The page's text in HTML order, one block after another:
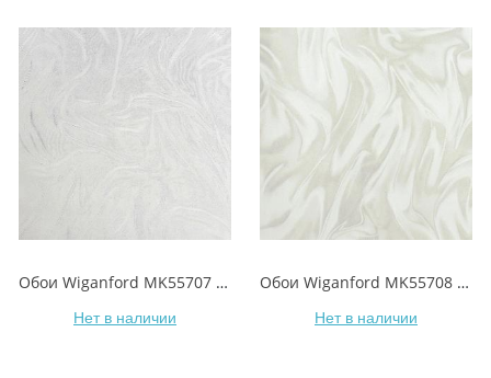
Обои Wiganford MK55707 Alchemy/Алхимия
Нет в наличии
Обои Wiganford MK55708 Alchemy/Алхимия
Нет в наличии